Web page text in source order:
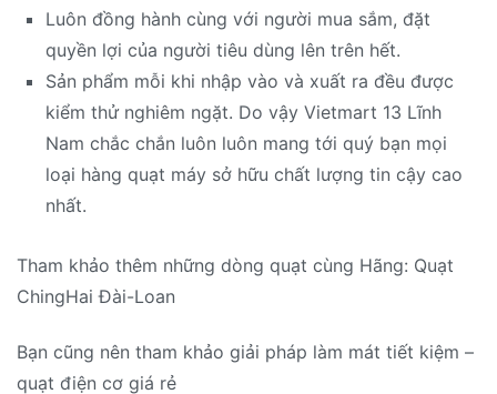
Luôn đồng hành cùng với người mua sắm, đặt
quyền lợi của người tiêu dùng lên trên hết.
Sản phẩm mỗi khi nhập vào và xuất ra đều được
kiểm thử nghiêm ngặt. Do vậy Vietmart 13 Lĩnh
Nam chắc chắn luôn luôn mang tới quý bạn mọi
loại hàng quạt máy sở hữu chất lượng tin cậy cao
nhất.
Tham khảo thêm những dòng quạt cùng Hãng: Quạt
ChingHai Đài-Loan
Bạn cũng nên tham khảo giải pháp làm mát tiết kiệm –
quạt điện cơ giá rẻ